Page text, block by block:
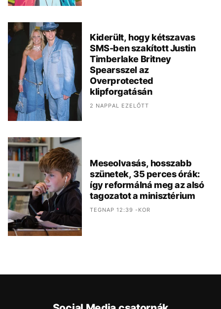
Kiderült, hogy kétszavas
SMS-ben szakított Justin
Timberlake Britney
Spearsszel az
Overprotected
klipforgatásán
2 NAPPAL EZELŐTT
Meseolvasás, hosszabb
szünetek, 35 perces órák:
így reformálná meg az alsó
tagozatot a minisztérium
TEGNAP 12:39 -KOR